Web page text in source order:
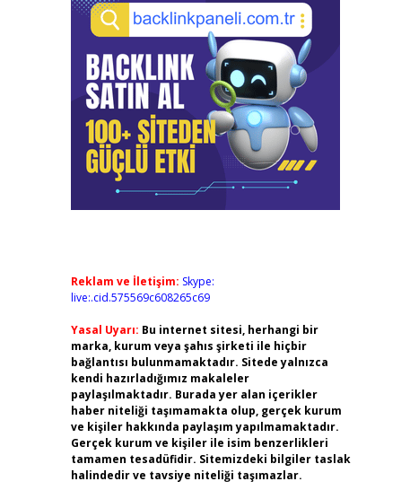
Reklam ve İletişim: Skype:
live:.cid.575569c608265c69
Yasal Uyarı: Bu internet sitesi, herhangi bir
marka, kurum veya şahıs şirketi ile hiçbir
bağlantısı bulunmamaktadır. Sitede yalnızca
kendi hazırladığımız makaleler
paylaşılmaktadır. Burada yer alan içerikler
haber niteliği taşımamakta olup, gerçek kurum
ve kişiler hakkında paylaşım yapılmamaktadır.
Gerçek kurum ve kişiler ile isim benzerlikleri
tamamen tesadüfidir. Sitemizdeki bilgiler taslak
halindedir ve tavsiye niteliği taşımazlar.